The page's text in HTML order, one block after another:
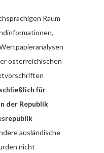
Raum
österreichischen
für
der Republik
ausländische
nicht